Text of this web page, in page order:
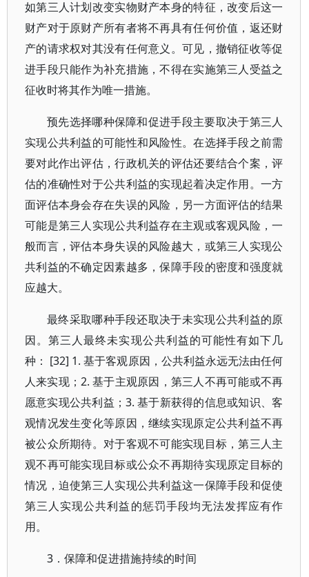
如第三人计划改变实物财产本身的特征，改变后这一
财产对于原财产所有者将不再具有任何价值，返还财
产的请求权对其没有任何意义。可见，撤销征收等促
进手段只能作为补充措施，不得在实施第三人受益之
征收时将其作为唯一措施。
预先选择哪种保障和促进手段主要取决于第三人
实现公共利益的可能性和风险性。在选择手段之前需
要对此作出评估，行政机关的评估还要结合个案，评
估的准确性对于公共利益的实现起着决定作用。一方
面评估本身会存在失误的风险，另一方面评估的结果
可能是第三人实现公共利益存在主观或客观风险，一
般而言，评估本身失误的风险越大，或第三人实现公
共利益的不确定因素越多，保障手段的密度和强度就
应越大。
最终采取哪种手段还取决于未实现公共利益的原
因。第三人最终未实现公共利益的可能性有如下几
种： [32] 1. 基于客观原因，公共利益永远无法由任何
人来实现；2. 基于主观原因，第三人不再可能或不再
愿意实现公共利益；3. 基于新获得的信息或知识、客
观情况发生变化等原因，继续实现原定公共利益不再
被公众所期待。对于客观不可能实现目标，第三人主
观不再可能实现目标或公众不再期待实现原定目标的
情况，迫使第三人实现公共利益这一保障手段和促使
第三人实现公共利益的惩罚手段均无法发挥应有作
用。
3．保障和促进措施持续的时间